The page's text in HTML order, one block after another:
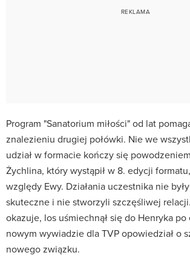
Program "Sanatorium miłości" od lat
znalezieniu drugiej połówki. Nie we
udział w formacie kończy się
Żychlina, który wystąpił w 8. edycji
względy Ewy. Działania uczestnika nie
skuteczne i nie stworzyli szczęśliwej
okazuje, los uśmiechnął się do Henryka
nowym wywiadzie dla TVP opowiedział o
nowego związku.